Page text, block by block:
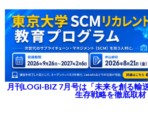
月刊LOGI-BIZ 7月号は「未来を創る輸
生存戦略を徹底取材